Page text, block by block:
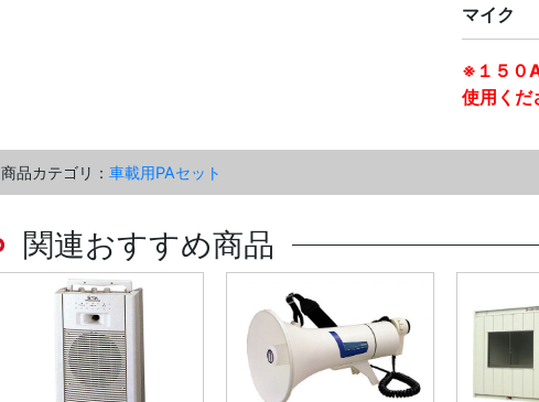
マイク
※１５０
使用くだ
商品カテゴリ： 車載用PAセット
関連おすすめ商品